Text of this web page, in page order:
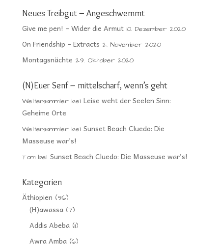
Neues Treibgut – Angeschwemmt
Give me pen! – Wider die Armut 10. Dezember 2020
On Friendship – Extracts 2. November 2020
Montagsnächte 29. Oktober 2020
(N)Euer Senf – mittelscharf, wenn’s geht
Weltensammlerbei Leise weht der Seelen Sinn:
Geheime Orte
Weltensammlerbei Sunset Beach Cluedo: Die
Masseuse war’s!
Tombei Sunset Beach Cluedo: Die Masseuse war’s!
Kategorien
Äthiopien (96)
(H)awassa(7)
Addis Abeba(11)
Awra Amba(6)